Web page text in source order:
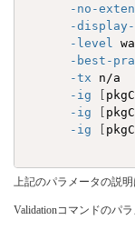
-no-
-display-
-level
-best-
-tx n/a
-ig
[
-ig
[
-ig
[
上記のパラメータの説
Validationコマンドのパ